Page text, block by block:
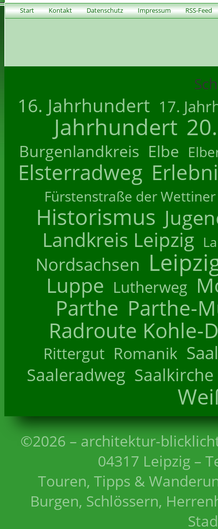
Start Kontakt Datenschutz Impressum RSS-Feed
16. Jahrhundert 17.
Jahrhundert
Burgenlandkreis Elbe
Elsterradweg
Fürstenstraße der Wettiner
Historismus
Landkreis Leipzig
Nordsachsen
Luppe Lutherweg
Parthe Parthe-
Radroute Kohle-
Rittergut Romanik
Saaleradweg Saalkirche
©2026 – architektur-
04317 Leipzig –
Touren, Tipps &
Burgen, Schlössern,